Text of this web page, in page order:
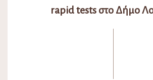
rapid tests στο Δήμο